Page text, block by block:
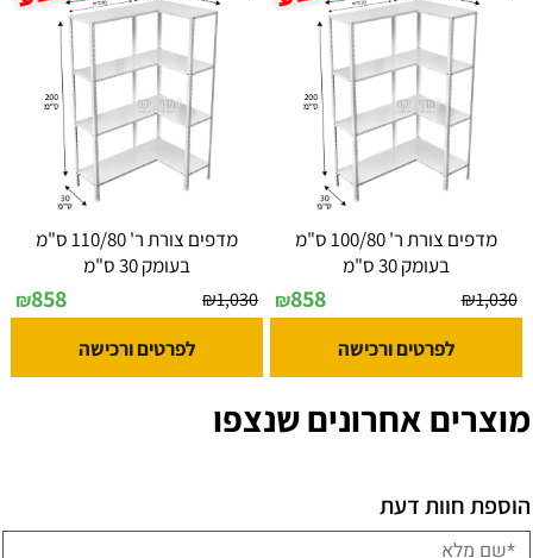
מדפים צורת ר' 100/80 ס"מ
בעומק 30 ס"מ
₪1,030
₪858
לפרטים ורכישה
מדפים צורת ר' 110/80 ס"מ
בעומק 30 ס"מ
₪1,030
₪858
לפרטים ורכישה
מוצרים אחרונים שנצפו
הוספת חוות דעת